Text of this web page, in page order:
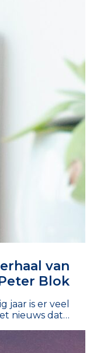
van
Blok
jaar is er veel
nieuws dat…